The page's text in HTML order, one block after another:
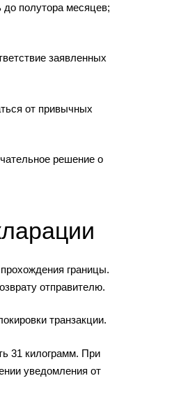
полутора месяцев;
заявленных
от привычных
решение о
границы.
отправителю.
транзакции.
31 килограмм. При
уведомления от